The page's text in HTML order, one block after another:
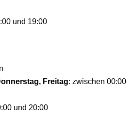
und 19:00
Freitag: zwischen 00:00
und 20:00